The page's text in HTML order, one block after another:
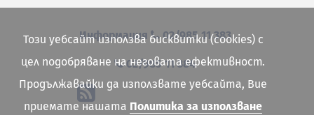
Информация 02/985 11 383
02/985 11 384
Този уебсайт използва бисквитки (cookies) с
цел подобряване на неговата ефективност.
Продължавайки да използвате уебсайта, Вие
приемате нашата Политика за използване